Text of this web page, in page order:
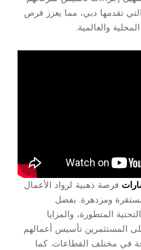
تقدمها دبي، مما يعزز فرص
والعالمية.
فرصة ذهبية لرواد الأعمال
مستقرة ومزدهرة. بفضل
المتطورة، والمزايا
المستثمرين تأسيس أعمالهم
في مختلف القطاعات. كما